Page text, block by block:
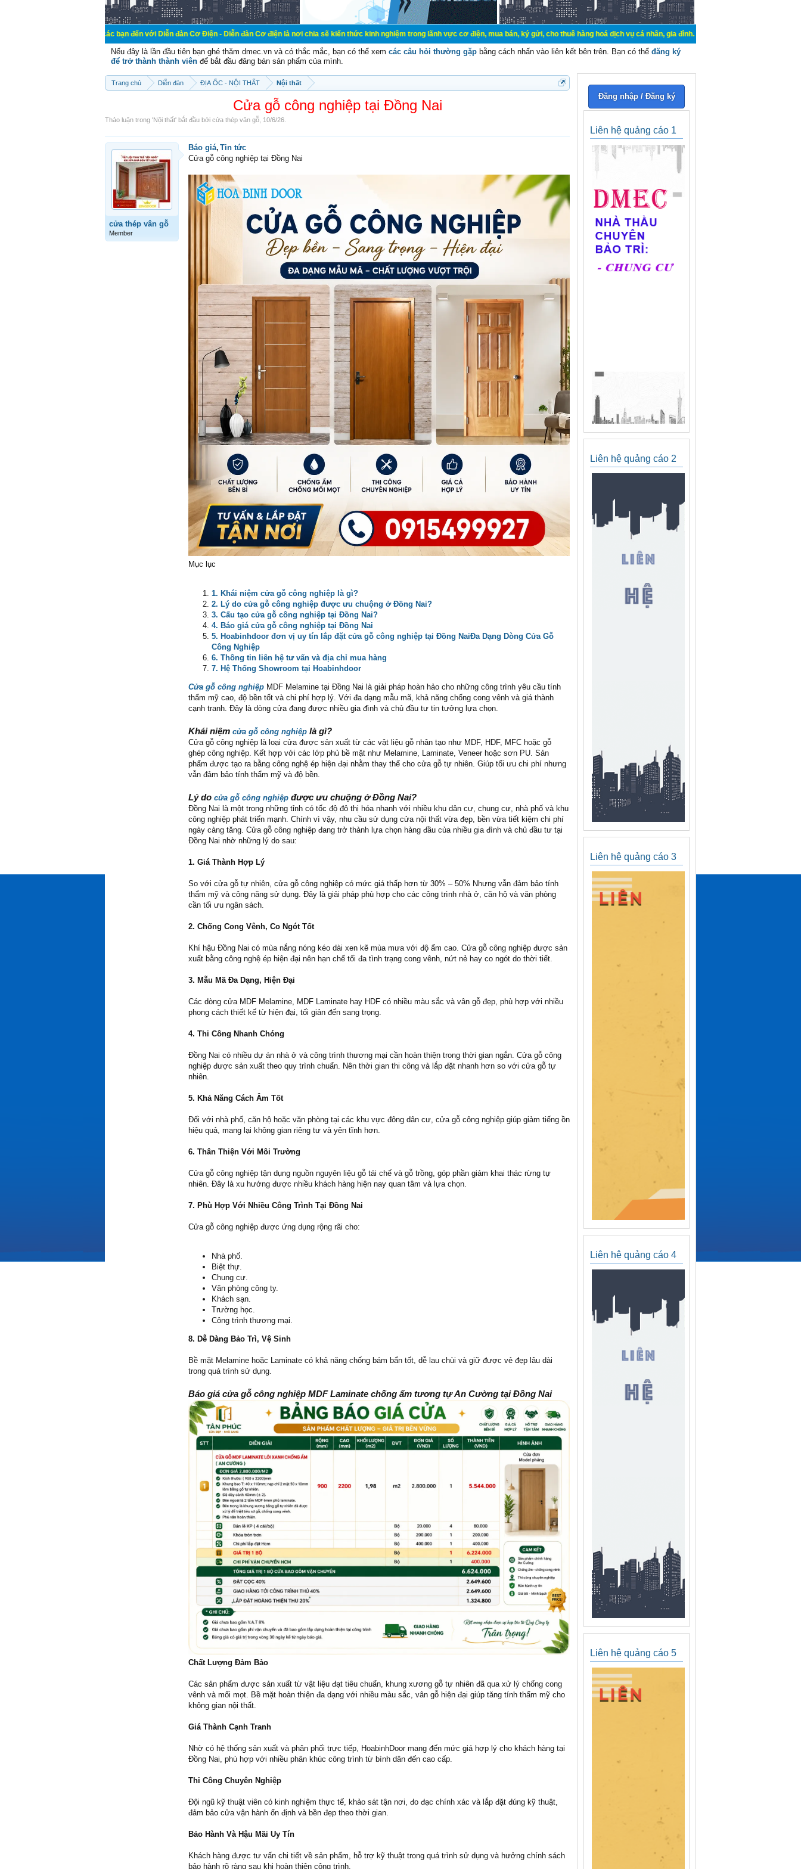
Chào mừng các bạn đến với Diễn đàn Cơ Điện - Diễn đàn Cơ điện là nơi chia sẽ kiến thức kinh nghiệm trong lãnh vực cơ điện, mua bán, ký gửi, cho thuê hàng hoá dịch vụ cá nhân, gia đình. Mua bán, ký gửi, cho thuê thiết bị hệ thống
Nếu đây là lần đầu tiên bạn ghé thăm dmec.vn và có thắc mắc, bạn có thể xem các câu hỏi thường gặp bằng cách nhấn vào liên kết bên trên. Bạn có thể đăng ký
để trở thành thành viên để bắt đầu đăng bán sản phẩm của mình.
Trang chủ Diễn đàn ĐỊA ỐC - NỘI THẤT Nội thất
Cửa gỗ công nghiệp tại Đồng Nai
Thảo luận trong 'Nội thất' bắt đầu bởi cửa thép vân gỗ 10/6/26
cửa thép vân gỗ
Member
Báo giá, Tin tức
Cửa gỗ công nghiệp tại Đồng Nai
Mục lục
1. Khái niệm cửa gỗ công nghiệp là gì?
2. Lý do cửa gỗ công nghiệp được ưu chuộng ở Đồng Nai?
3. Cấu tạo cửa gỗ công nghiệp tại Đồng Nai?
4. Báo giá cửa gỗ công nghiệp tại Đồng Nai
5. Hoabinhdoor đơn vị uy tín lắp đặt cửa gỗ công nghiệp tại Đồng NaiĐa Dạng Dòng Cửa Gỗ
Công Nghiệp
6. Thông tin liên hệ tư vấn và địa chỉ mua hàng
7. Hệ Thống Showroom tại Hoabinhdoor
Cửa gỗ công nghiệp MDF Melamine tại Đồng Nai là giải pháp hoàn hảo cho những công trình yêu cầu tính
thẩm mỹ cao, độ bền tốt và chi phí hợp lý. Với đa dạng mẫu mã, khả năng chống cong vênh và giá thành
cạnh tranh. Đây là dòng cửa đang được nhiều gia đình và chủ đầu tư tin tưởng lựa chọn.
Khái niệm cửa gỗ công nghiệp là gì?
Cửa gỗ công nghiệp là loại cửa được sản xuất từ các vật liệu gỗ nhân tạo như MDF, HDF, MFC hoặc gỗ
ghép công nghiệp. Kết hợp với các lớp phủ bề mặt như Melamine, Laminate, Veneer hoặc sơn PU. Sản
phẩm được tạo ra bằng công nghệ ép hiện đại nhằm thay thế cho cửa gỗ tự nhiên. Giúp tối ưu chi phí nhưng
vẫn đảm bảo tính thẩm mỹ và độ bền.
Lý do cửa gỗ công nghiệp được ưu chuộng ở Đồng Nai?
Đồng Nai là một trong những tỉnh có tốc độ đô thị hóa nhanh với nhiều khu dân cư, chung cư, nhà phố và khu
công nghiệp phát triển mạnh. Chính vì vậy, nhu cầu sử dụng cửa nội thất vừa đẹp, bền vừa tiết kiệm chi phí
ngày càng tăng. Cửa gỗ công nghiệp đang trở thành lựa chọn hàng đầu của nhiều gia đình và chủ đầu tư tại
Đồng Nai nhờ những lý do sau:
1. Giá Thành Hợp Lý
So với cửa gỗ tự nhiên, cửa gỗ công nghiệp có mức giá thấp hơn từ 30% – 50% Nhưng vẫn đảm bảo tính
thẩm mỹ và công năng sử dụng. Đây là giải pháp phù hợp cho các công trình nhà ở, căn hộ và văn phòng
cần tối ưu ngân sách.
2. Chống Cong Vênh, Co Ngót Tốt
Khí hậu Đồng Nai có mùa nắng nóng kéo dài xen kẽ mùa mưa với độ ẩm cao. Cửa gỗ công nghiệp được sản
xuất bằng công nghệ ép hiện đại nên hạn chế tối đa tình trạng cong vênh, nứt nẻ hay co ngót do thời tiết.
3. Mẫu Mã Đa Dạng, Hiện Đại
Các dòng cửa MDF Melamine, MDF Laminate hay HDF có nhiều màu sắc và vân gỗ đẹp, phù hợp với nhiều
phong cách thiết kế từ hiện đại, tối giản đến sang trọng.
4. Thi Công Nhanh Chóng
Đồng Nai có nhiều dự án nhà ở và công trình thương mại cần hoàn thiện trong thời gian ngắn. Cửa gỗ công
nghiệp được sản xuất theo quy trình chuẩn. Nên thời gian thi công và lắp đặt nhanh hơn so với cửa gỗ tự
nhiên.
5. Khả Năng Cách Âm Tốt
Đối với nhà phố, căn hộ hoặc văn phòng tại các khu vực đông dân cư, cửa gỗ công nghiệp giúp giảm tiếng ồn
hiệu quả, mang lại không gian riêng tư và yên tĩnh hơn.
6. Thân Thiện Với Môi Trường
Cửa gỗ công nghiệp tận dụng nguồn nguyên liệu gỗ tái chế và gỗ trồng, góp phần giảm khai thác rừng tự
nhiên. Đây là xu hướng được nhiều khách hàng hiện nay quan tâm và lựa chọn.
7. Phù Hợp Với Nhiều Công Trình Tại Đồng Nai
Cửa gỗ công nghiệp được ứng dụng rộng rãi cho:
Nhà phố.
Biệt thự.
Chung cư.
Văn phòng công ty.
Khách sạn.
Trường học.
Công trình thương mại.
8. Dễ Dàng Bảo Trì, Vệ Sinh
Bề mặt Melamine hoặc Laminate có khả năng chống bám bẩn tốt, dễ lau chùi và giữ được vẻ đẹp lâu dài
trong quá trình sử dụng.
Báo giá cửa gỗ công nghiệp MDF Laminate chống ẩm tương tự An Cường tại Đồng Nai
Chất Lượng Đảm Bảo
Các sản phẩm được sản xuất từ vật liệu đạt tiêu chuẩn, khung xương gỗ tự nhiên đã qua xử lý chống cong
vênh và mối mọt. Bề mặt hoàn thiện đa dạng với nhiều màu sắc, vân gỗ hiện đại giúp tăng tính thẩm mỹ cho
không gian nội thất.
Giá Thành Cạnh Tranh
Nhờ có hệ thống sản xuất và phân phối trực tiếp, HoabinhDoor mang đến mức giá hợp lý cho khách hàng tại
Đồng Nai, phù hợp với nhiều phân khúc công trình từ bình dân đến cao cấp.
Thi Công Chuyên Nghiệp
Đội ngũ kỹ thuật viên có kinh nghiệm thực tế, khảo sát tận nơi, đo đạc chính xác và lắp đặt đúng kỹ thuật,
đảm bảo cửa vận hành ổn định và bền đẹp theo thời gian.
Bảo Hành Và Hậu Mãi Uy Tín
Khách hàng được tư vấn chi tiết về sản phẩm, hỗ trợ kỹ thuật trong quá trình sử dụng và hưởng chính sách
bảo hành rõ ràng sau khi hoàn thiện công trình.
Đăng nhập / Đăng ký
Liên hệ quảng cáo 1
Liên hệ quảng cáo 2
Liên hệ quảng cáo 3
Liên hệ quảng cáo 4
Liên hệ quảng cáo 5